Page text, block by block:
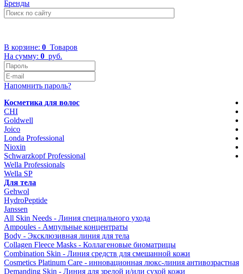
Бренды
В корзине: 0 Товаров
На сумму: 0 руб.
Напомнить пароль?
Косметика для волос
CHI
Goldwell
Joico
Londa Professional
Nioxin
Schwarzkopf Professional
Wella Professionals
Wella SP
Для тела
Gehwol
HydroPeptide
Janssen
All Skin Needs - Линия специального ухода
Ampoules - Ампульные концентраты
Body - Эксклюзивная линия для тела
Collagen Fleece Masks - Коллагеновые биоматрицы
Combination Skin - Линия средств для смешанной кожи
Cosmetics Platinum Care - инновационная люкс-линия антивозрастная
Demanding Skin - Линия для зрелой и/или сухой кожи